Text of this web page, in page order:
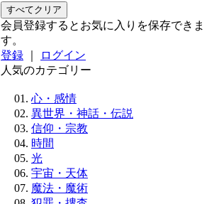
すべてクリア
会員登録するとお気に入りを保存できま
す。
登録
ログイン
人気のカテゴリー
心・感情
異世界・神話・伝説
信仰・宗教
時間
光
宇宙・天体
魔法・魔術